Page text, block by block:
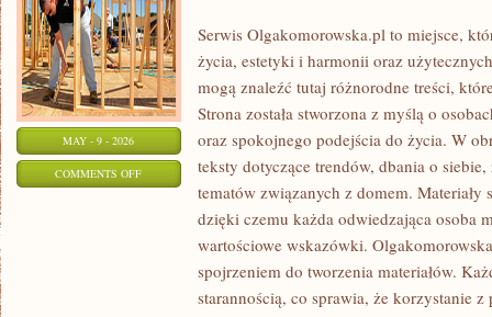
MAY - 9 - 2026
COMMENTS OFFON
REHABILITACJA
Serwis Olgakomorowska.pl to miejsce,
życia, estetyki i harmonii oraz
mogą znaleźć tutaj różnorodne treści,
Strona została stworzona z myślą o
oraz spokojnego podejścia do życia. W
teksty dotyczące trendów, dbania o
tematów związanych z domem. Materiały
dzięki czemu każda odwiedzająca osoba
wartościowe wskazówki.
spojrzeniem do tworzenia materiałów.
starannością, co sprawia, że korzystanie z